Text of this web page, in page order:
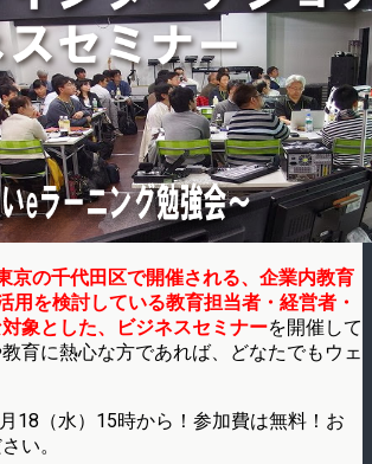
京の千代田区で開催される、企業内教育
用を検討している教育担当者・経営者・
象とした、ビジネスセミナーを開催して
育に熱心な方であれば、どなたでもウェ
18（水）15時から！参加費は無料！お
い。